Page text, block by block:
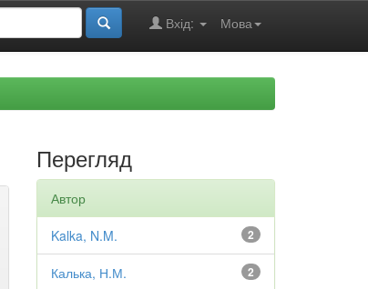
Мова
Вхід:
Перегляд
Автор
2
Kalka, N.M.
2
Калька, Н.М.